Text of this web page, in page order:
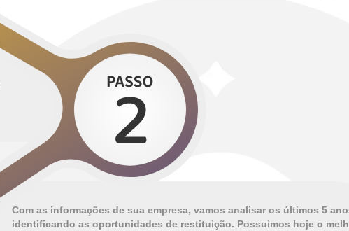
Com as informações de sua empresa, vamos analisar os últimos 5
identificando as oportunidades de restituição. Possuimos hoje o